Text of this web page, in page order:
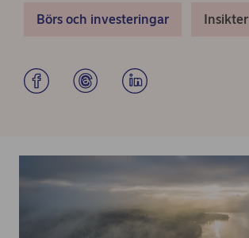
Börs och investeringar Insikter